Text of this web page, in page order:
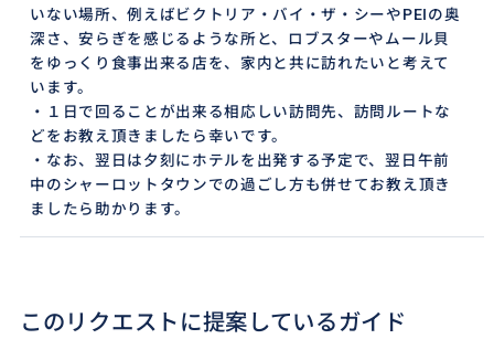
いない場所、例えばビクトリア・バイ・ザ・シーやPEIの奥
深さ、安らぎを感じるような所と、ロブスターやムール貝
をゆっくり食事出来る店を、家内と共に訪れたいと考えて
います。
・１日で回ることが出来る相応しい訪問先、訪問ルートな
どをお教え頂きましたら幸いです。
・なお、翌日は夕刻にホテルを出発する予定で、翌日午前
中のシャーロットタウンでの過ごし方も併せてお教え頂き
ましたら助かります。
このリクエストに提案しているガイド